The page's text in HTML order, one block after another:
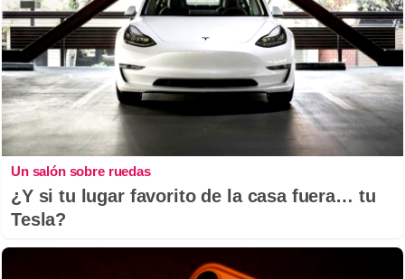
Un salón sobre ruedas
¿Y si tu lugar favorito de la casa fuera… tu
Tesla?